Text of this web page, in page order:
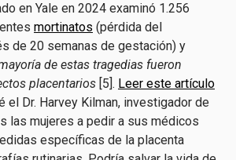
en Yale en 2024 examinó 1.256
mortinatos (pérdida del
de 20 semanas de gestación) y
de estas tragedias fueron
placentarios [5]. Leer este artículo
el Dr. Harvey Kilman, investigador de
las mujeres a pedir a sus médicos
específicas de la placenta